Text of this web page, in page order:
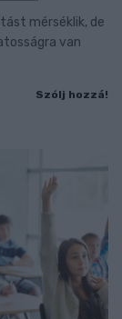
mérséklik, de
van
Szólj hozzá!